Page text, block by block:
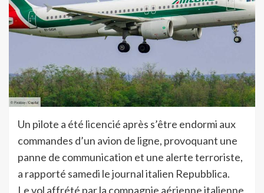
Un pilote a été licencié après s’être endormi aux
commandes d’un avion de ligne, provoquant une
panne de communication et une alerte terroriste,
a rapporté samedi le journal italien Repubblica.
Le vol affrété par la compagnie aérienne italienne